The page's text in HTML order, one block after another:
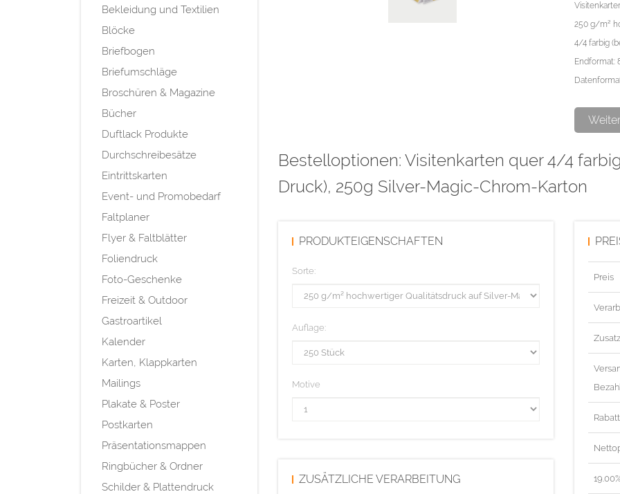
Bekleidung und Textilien
Blöcke
Briefbogen
Briefumschläge
Broschüren & Magazine
Bücher
Duftlack Produkte
Durchschreibesätze
Eintrittskarten
Event- und Promobedarf
Faltplaner
Flyer & Faltblätter
Foliendruck
Foto-Geschenke
Freizeit & Outdoor
Gastroartikel
Kalender
Karten, Klappkarten
Mailings
Plakate & Poster
Postkarten
Präsentationsmappen
Ringbücher & Ordner
Schilder & Plattendruck
250 g/m²
4/4 farbig
Endformat:
Der Silver-
die auf
Bestelloptionen: Visitenkarten quer 4/4
Druck), 250g Silver-Magic-Chrom-Karton
PRODUKTEIGENSCHAFTEN
Sorte:
Auflage:
Motive
ZUSÄTZLICHE VERARBEITUNG
Preis